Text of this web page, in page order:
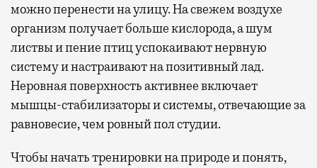
можно перенести на улицу. На свежем воздухе
организм получает больше кислорода, а шум
листвы и пение птиц успокаивают нервную
систему и настраивают на позитивный лад.
Неровная поверхность активнее включает
мышцы-стабилизаторы и системы, отвечающие за
равновесие, чем ровный пол студии.
Чтобы начать тренировки на природе и понять,